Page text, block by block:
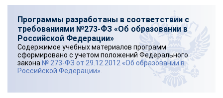
Программы разработаны в соответствии с
требованиями №273-ФЗ «Об образовании в
Российской Федерации»
Содержимое учебных материалов программ
сформировано с учетом положений Федерального
закона № 273-ФЗ от 29.12.2012 «Об образовании в
Российской Федерации»